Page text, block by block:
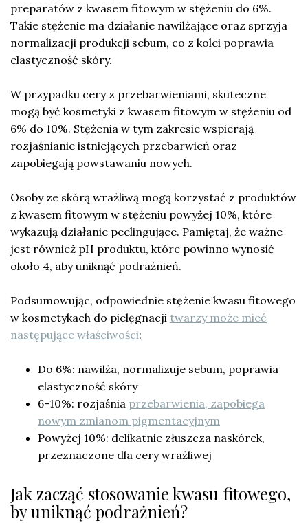
preparatów z kwasem fitowym w stężeniu do 6%.
Takie stężenie ma działanie nawilżające oraz sprzyja
normalizacji produkcji sebum, co z kolei poprawia
elastyczność skóry.
W przypadku cery z przebarwieniami, skuteczne
mogą być kosmetyki z kwasem fitowym w stężeniu od
6% do 10%. Stężenia w tym zakresie wspierają
rozjaśnianie istniejących przebarwień oraz
zapobiegają powstawaniu nowych.
Osoby ze skórą wrażliwą mogą korzystać z produktów
z kwasem fitowym w stężeniu powyżej 10%, które
wykazują działanie peelingujące. Pamiętaj, że ważne
jest również pH produktu, które powinno wynosić
około 4, aby uniknąć podrażnień.
Podsumowując, odpowiednie stężenie kwasu fitowego
w kosmetykach do pielęgnacji twarzy może mieć
następujące właściwości:
Do 6%: nawilża, normalizuje sebum, poprawia
elastyczność skóry
6-10%: rozjaśnia przebarwienia, zapobiega
nowym zmianom pigmentacyjnym
Powyżej 10%: delikatnie złuszcza naskórek,
przeznaczone dla cery wrażliwej
Jak zacząć stosowanie kwasu fitowego,
by uniknąć podrażnień?